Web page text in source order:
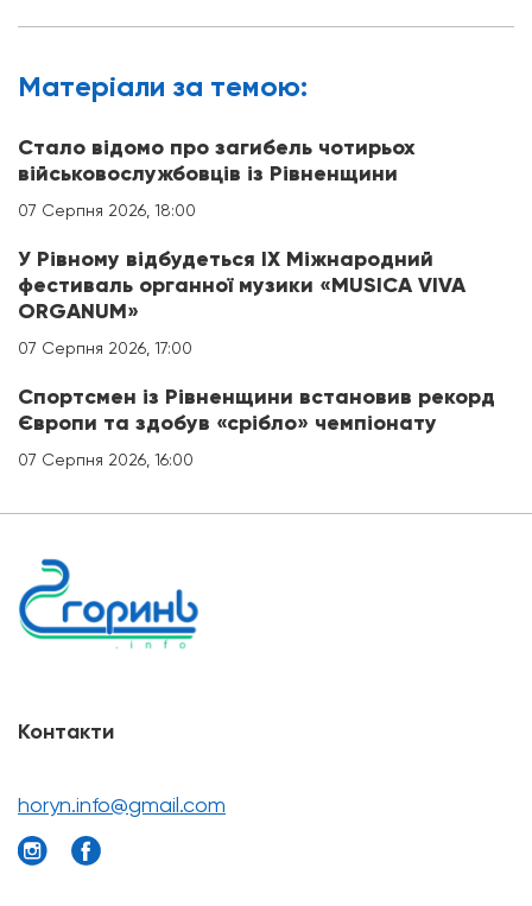
Матерiали за темою:
Стало відомо про загибель чотирьох
військовослужбовців із Рівненщини
07 Серпня 2026, 18:00
У Рівному відбудеться IX Міжнародний
фестиваль органної музики «MUSICA VIVA
ORGANUM»
07 Серпня 2026, 17:00
Спортсмен із Рівненщини встановив рекорд
Європи та здобув «срібло» чемпіонату
07 Серпня 2026, 16:00
Контакти
horyn.info@gmail.com